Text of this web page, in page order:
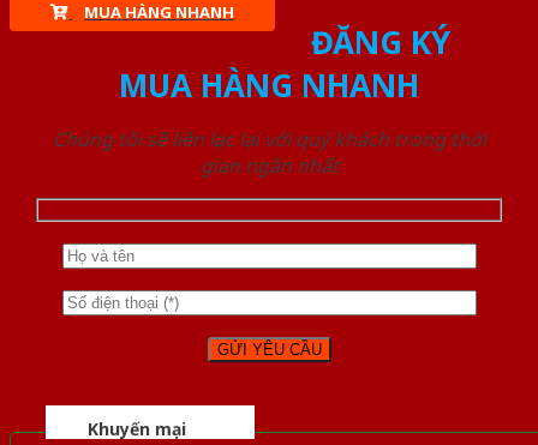
MUA HÀNG NHANH
ĐĂNG KÝ
MUA HÀNG NHANH
Chúng tôi sẽ liên lạc lại với quý khách trong thời
gian ngắn nhất
Khuyến mại